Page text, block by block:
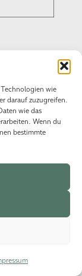
wie
darauf zuzugreifen.
wie das
Wenn du
bestimmte